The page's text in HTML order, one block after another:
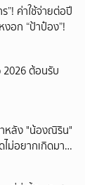
”! ค่าใช้จ่ายต่อปี
งอก “ป้าป๋อง”!
ต้อนรับ
หลัง "น้องณิริน"
ม่อยากเกิดมา